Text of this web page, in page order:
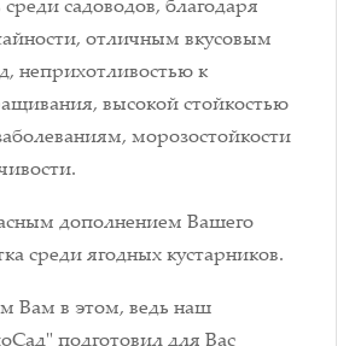
отличным вкусовым
неприхотливостью к
высокой стойкостью
морозостойкости
дополнением Вашего
среди ягодных кустарников.
в этом, ведь наш
подготовил для Вас